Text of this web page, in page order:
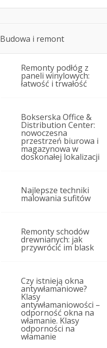
Budowa i remont
Remonty podłóg z
paneli winylowych:
łatwość i trwałość
Bokserska Office &
Distribution Center:
nowoczesna
przestrzeń biurowa i
magazynowa w
doskonałej lokalizacji
Najlepsze techniki
malowania sufitów
Remonty schodów
drewnianych: jak
przywrócić im blask
Czy istnieją okna
antywłamaniowe?
Klasy
antywłamaniowości –
odporność okna na
włamanie. Klasy
odporności na
włamanie